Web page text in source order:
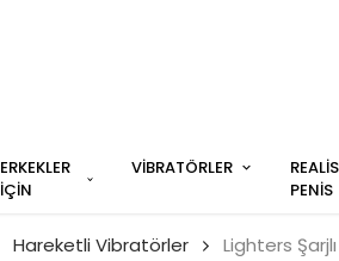
ERKEKLER
İÇİN
VİBRATÖRLER
PENİS
Hareketli Vibratörler Lighters